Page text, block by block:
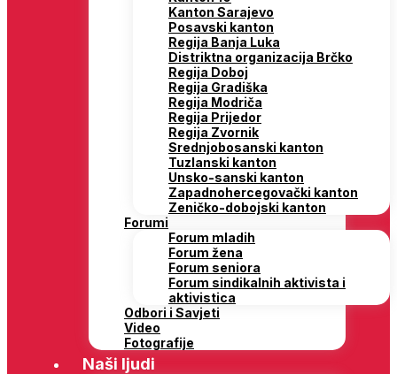
Kanton Sarajevo
Posavski kanton
Regija Banja Luka
Distriktna organizacija Brčko
Regija Doboj
Regija Gradiška
Regija Modriča
Regija Prijedor
Regija Zvornik
Srednjobosanski kanton
Tuzlanski kanton
Unsko-sanski kanton
Zapadnohercegovački kanton
Zeničko-dobojski kanton
Forumi
Forum mladih
Forum žena
Forum seniora
Forum sindikalnih aktivista i
aktivistica
Odbori i Savjeti
Video
Fotografije
Naši ljudi